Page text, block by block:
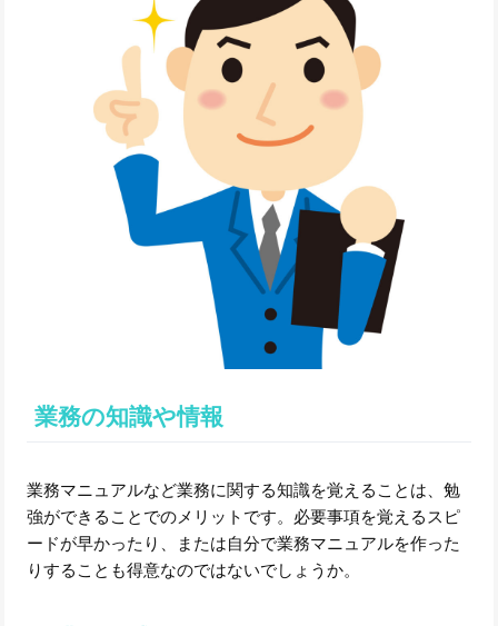
業務の知識や情報
業務マニュアルなど業務に関する知識を覚えることは、勉
強ができることでのメリットです。必要事項を覚えるスピ
ードが早かったり、または自分で業務マニュアルを作った
りすることも得意なのではないでしょうか。